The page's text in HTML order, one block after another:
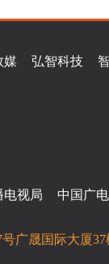
媒 弘智科技
电视局 中国广电
广晟国际大厦37